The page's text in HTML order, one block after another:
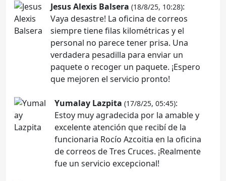
Jesus Alexis Balsera (18/8/25, 10:28):
Vaya desastre! La oficina de correos
siempre tiene filas kilométricas y el
personal no parece tener prisa. Una
verdadera pesadilla para enviar un
paquete o recoger un paquete. ¡Espero
que mejoren el servicio pronto!
Yumalay Lazpita (17/8/25, 05:45):
Estoy muy agradecida por la amable y
excelente atención que recibí de la
funcionaria Rocío Azcoitia en la oficina
de correos de Tres Cruces. ¡Realmente
fue un servicio excepcional!